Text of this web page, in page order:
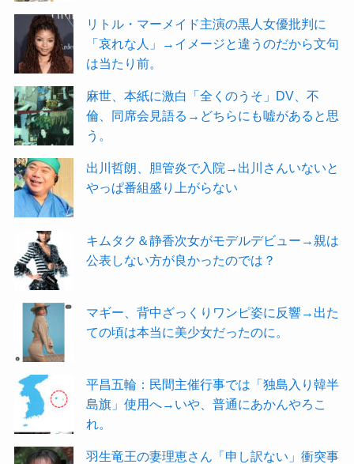
リトル・マーメイド主演の黒人女優批判に
「哀れな人」→イメージと違うのだから文句
は当たり前。
麻世、本紙に激白「全くのうそ」DV、不
倫、同席会見語る→どちらにも嘘があると思
う。
出川哲朗、胆管炎で入院→出川さんいないと
やっぱ番組盛り上がらない
キムタク＆静香次女がモデルデビュー→親は
公表しない方が良かったのでは？
マギー、背中ざっくりワンピ姿に反響→出た
ての頃は本当に美少女だったのに。
平昌五輪：民間主催行事では「独島入り韓半
島旗」使用へ→いや、普通にあかんやろこ
れ。
羽生竜王の妻理恵さん「申し訳ない」衝突事